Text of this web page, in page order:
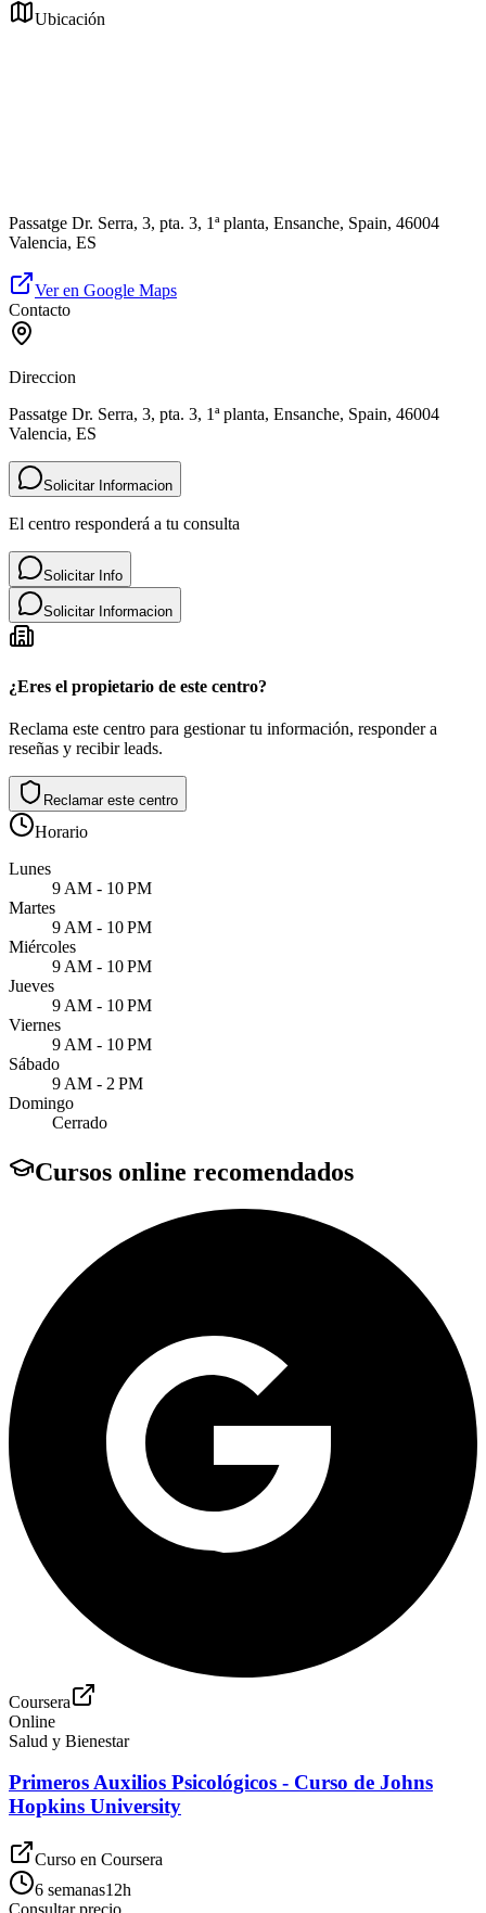
Ubicación
Passatge Dr. Serra, 3, pta. 3, 1ª planta, Ensanche, Spain, 46004
Valencia, ES
Ver en Google Maps
Contacto
Direccion
Passatge Dr. Serra, 3, pta. 3, 1ª planta, Ensanche, Spain, 46004
Valencia, ES
Solicitar Informacion
El centro responderá a tu consulta
Solicitar Info
Solicitar Informacion
¿Eres el propietario de este centro?
Reclama este centro para gestionar tu información, responder a
reseñas y recibir leads.
Reclamar este centro
Horario
Lunes
9 AM - 10 PM
Martes
9 AM - 10 PM
Miércoles
9 AM - 10 PM
Jueves
9 AM - 10 PM
Viernes
9 AM - 10 PM
Sábado
9 AM - 2 PM
Domingo
Cerrado
Cursos online recomendados
Coursera
Online
Salud y Bienestar
Primeros Auxilios Psicológicos - Curso de Johns
Hopkins University
Curso en Coursera
6 semanas12h
Consultar precio